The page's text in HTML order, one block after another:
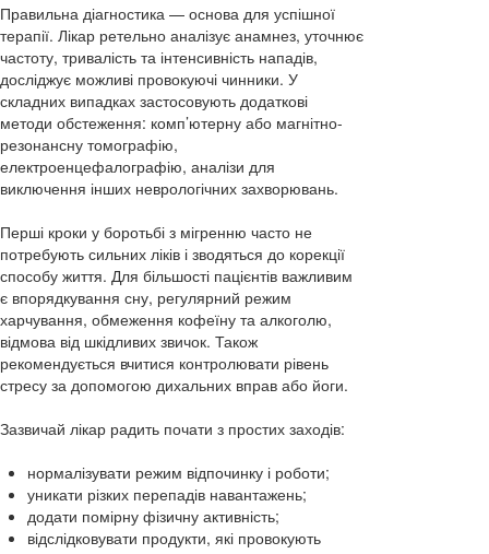
Правильна діагностика — основа для успішної
терапії. Лікар ретельно аналізує анамнез, уточнює
частоту, тривалість та інтенсивність нападів,
досліджує можливі провокуючі чинники. У
складних випадках застосовують додаткові
методи обстеження: комп’ютерну або магнітно-
резонансну томографію,
електроенцефалографію, аналізи для
виключення інших неврологічних захворювань.
Перші кроки у боротьбі з мігренню часто не
потребують сильних ліків і зводяться до корекції
способу життя. Для більшості пацієнтів важливим
є впорядкування сну, регулярний режим
харчування, обмеження кофеїну та алкоголю,
відмова від шкідливих звичок. Також
рекомендується вчитися контролювати рівень
стресу за допомогою дихальних вправ або йоги.
Зазвичай лікар радить почати з простих заходів:
нормалізувати режим відпочинку і роботи;
уникати різких перепадів навантажень;
додати помірну фізичну активність;
відслідковувати продукти, які провокують